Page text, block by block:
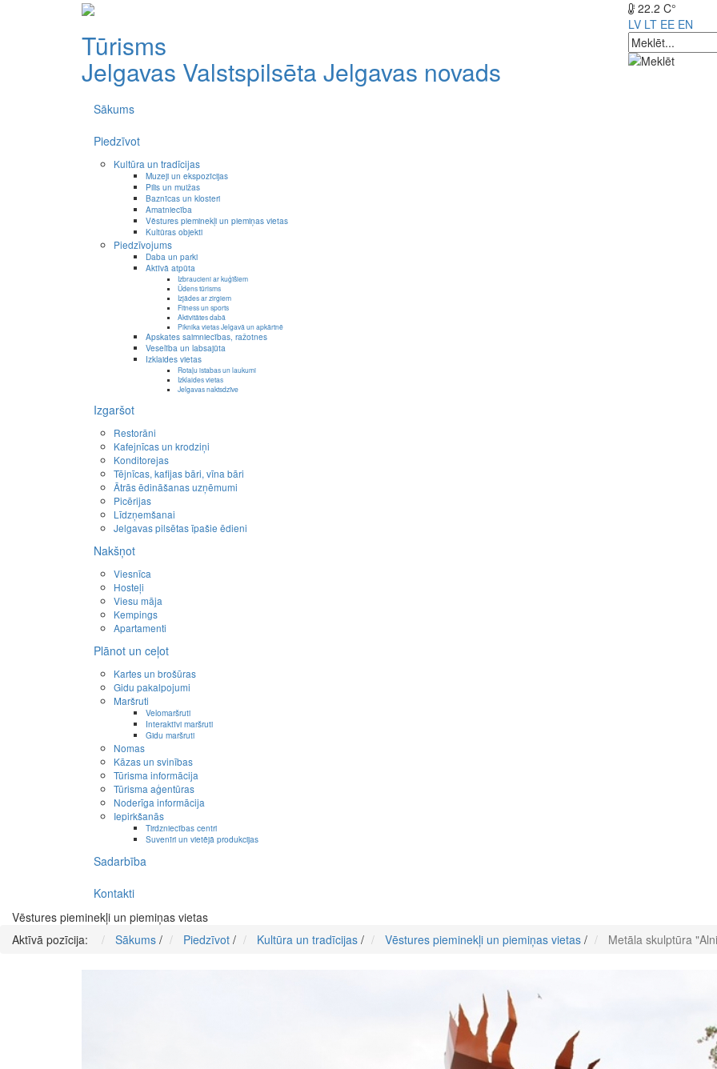
Tūrisms
Jelgavas Valstspilsēta Jelgavas novads
22.2 C°
LV LT EE EN
Sākums
Piedzīvot
Kultūra un tradīcijas
Muzeji un ekspozīcijas
Pilis un muižas
Baznīcas un klosteri
Amatniecība
Vēstures pieminekļi un piemiņas vietas
Kultūras objekti
Piedzīvojums
Daba un parki
Aktīvā atpūta
Izbraucieni ar kuģīšiem
Ūdens tūrisms
Izjādes ar zirgiem
Fitness un sports
Aktivitātes dabā
Piknika vietas Jelgavā un apkārtnē
Apskates saimniecības, ražotnes
Veselība un labsajūta
Izklaides vietas
Rotaļu istabas un laukumi
Izklaides vietas
Jelgavas naktsdzīve
Izgaršot
Restorāni
Kafejnīcas un krodziņi
Konditorejas
Tējnīcas, kafijas bāri, vīna bāri
Ātrās ēdināšanas uzņēmumi
Picērijas
Līdzņemšanai
Jelgavas pilsētas īpašie ēdieni
Nakšņot
Viesnīca
Hosteļi
Viesu māja
Kempings
Apartamenti
Plānot un ceļot
Kartes un brošūras
Gidu pakalpojumi
Maršruti
Velomaršruti
Interaktīvi maršruti
Gidu maršruti
Nomas
Kāzas un svinības
Tūrisma informācija
Tūrisma aģentūras
Noderīga informācija
Iepirkšanās
Tirdzniecības centri
Suvenīri un vietējā produkcijas
Sadarbība
Kontakti
Vēstures pieminekļi un piemiņas vietas
Aktīvā pozīcija:
Sākums / Piedzīvot / Kultūra un tradīcijas / Vēstures pieminekļi un piemiņas vietas / Metāla skulptūra